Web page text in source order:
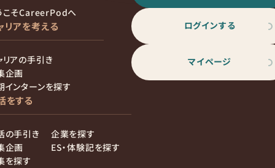
こそCareerPodへ
リアを考える
リアの手引き
企画
インターンを探す
をする
の手引き
企画
を探す
企業を探す
ES・体験記を探す
ログインする
マイページ